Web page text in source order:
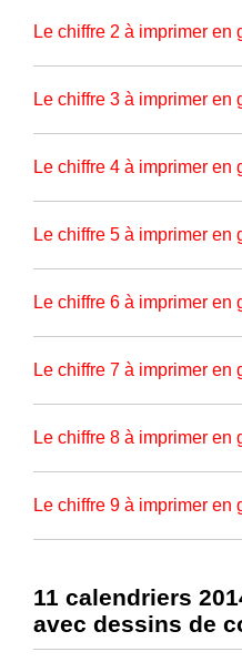
Le chiffre 2 à imprimer
Le chiffre 3 à imprimer
Le chiffre 4 à imprimer
Le chiffre 5 à imprimer
Le chiffre 6 à imprimer
Le chiffre 7 à imprimer
Le chiffre 8 à imprimer
Le chiffre 9 à imprimer
11 calendriers
avec dessins de